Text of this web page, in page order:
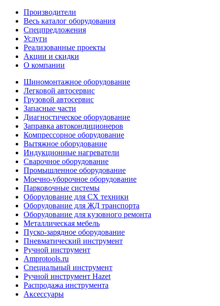
Производители
Весь каталог оборудования
Спецпредложения
Услуги
Реализованные проекты
Акции и скидки
О компании
Шиномонтажное оборудование
Легковой автосервис
Грузовой автосервис
Запасные части
Диагностическое оборудование
Заправка автокондиционеров
Компрессорное оборудование
Вытяжное оборудование
Индукционные нагреватели
Сварочное оборудование
Промышленное оборудование
Моечно-уборочное оборудование
Парковочные системы
Оборудование для СХ техники
Оборудование для ЖД транспорта
Оборудование для кузовного ремонта
Металлическая мебель
Пуско-зарядное оборудование
Пневматический инструмент
Ручной инструмент
Amprotools.ru
Специальный инструмент
Ручной инструмент Hazet
Распродажа инструмента
Аксессуары